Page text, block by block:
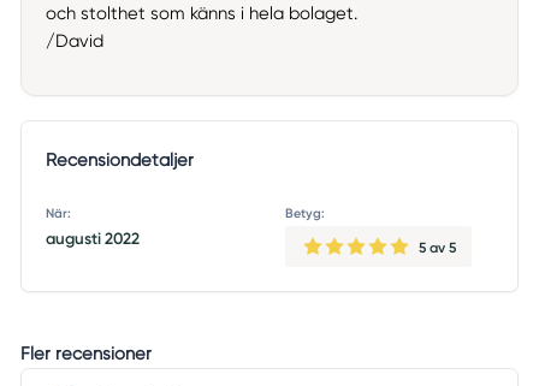
och stolthet som känns i hela bolaget.
/David
Recensiondetaljer
När:
augusti 2022
Betyg:
5 av 5
Fler recensioner